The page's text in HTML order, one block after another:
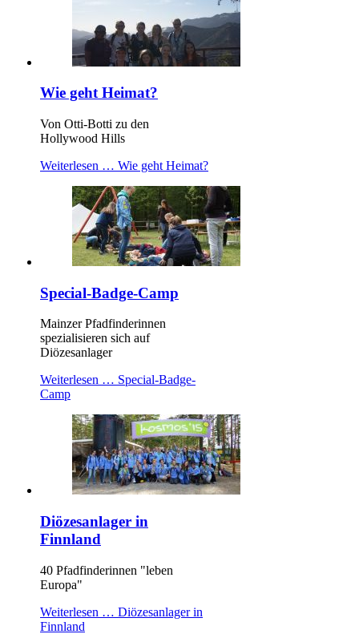
Wie geht Heimat?
Von Otti-Botti zu den
Hollywood Hills
Weiterlesen … Wie geht Heimat?
Special-Badge-Camp
Mainzer Pfadfinderinnen
spezialisieren sich auf
Diözesanlager
Weiterlesen … Special-Badge-
Camp
Diözesanlager in
Finnland
40 Pfadfinderinnen "leben
Europa"
Weiterlesen … Diözesanlager in
Finnland